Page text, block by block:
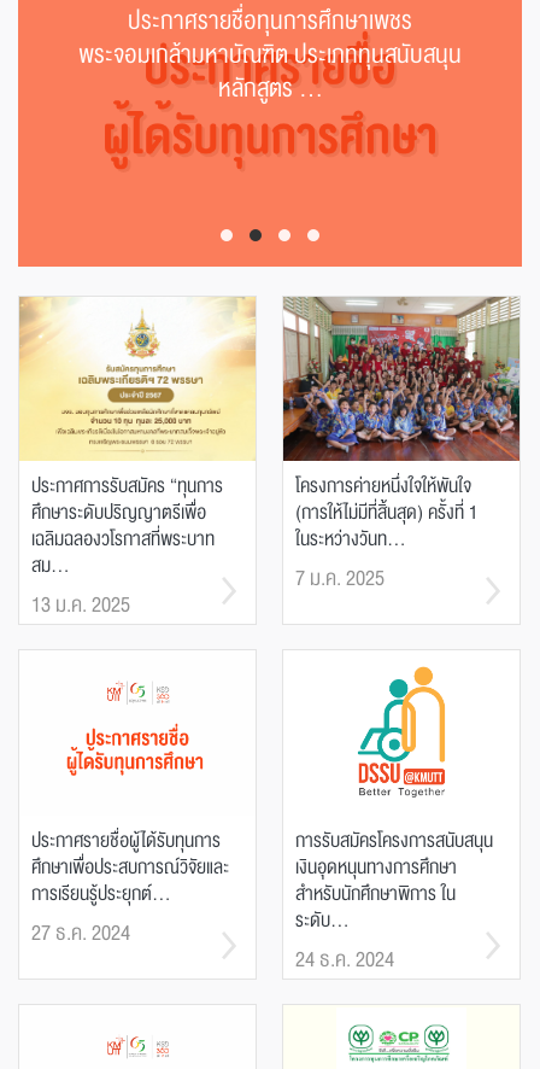
ประกาศรายชื่อทุนการศึกษาเพชร
พระจอมเกล้ามหาบัณฑิต ประเภททุนสนับสนุน
หลักสูตร ...
ประกาศการรับสมัคร “ทุนการ
ศึกษาระดับปริญญาตรีเพื่อ
เฉลิมฉลองวโรกาสที่พระบาท
สม...
13 ม.ค. 2025
โครงการค่ายหนึ่งใจให้พันใจ
(การให้ไม่มีที่สิ้นสุด) ครั้งที่ 1
ในระหว่างวันท...
7 ม.ค. 2025
ประกาศรายชื่อผู้ได้รับทุนการ
ศึกษาเพื่อประสบการณ์วิจัยและ
การเรียนรู้ประยุกต์...
27 ธ.ค. 2024
การรับสมัครโครงการสนับสนุน
เงินอุดหนุนทางการศึกษา
สำหรับนักศึกษาพิการ ใน
ระดับ...
24 ธ.ค. 2024